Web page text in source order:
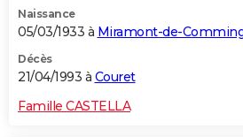
Naissance
05/03/1933 à Miramont-de-
Décès
21/04/1993 à Couret
Famille CASTELLA